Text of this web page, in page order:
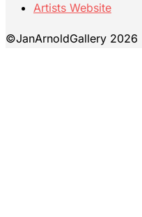
Artists Website
©JanArnoldGallery 2026 |